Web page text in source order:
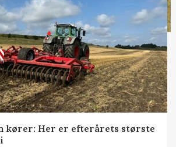
kører: Her er efterårets største